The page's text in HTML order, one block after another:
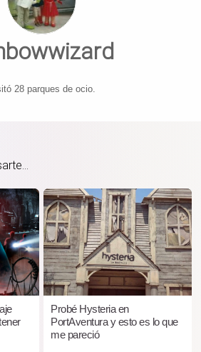
28 parques de ocio.
Probé Hysteria en
PortAventura y esto es lo que
me pareció